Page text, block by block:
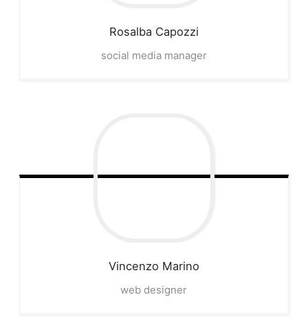
Rosalba Capozzi
social media manager
Vincenzo Marino
web designer